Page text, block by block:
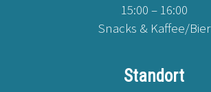
15:00 – 16:00
Snacks & Kaffee/Bier
Standort